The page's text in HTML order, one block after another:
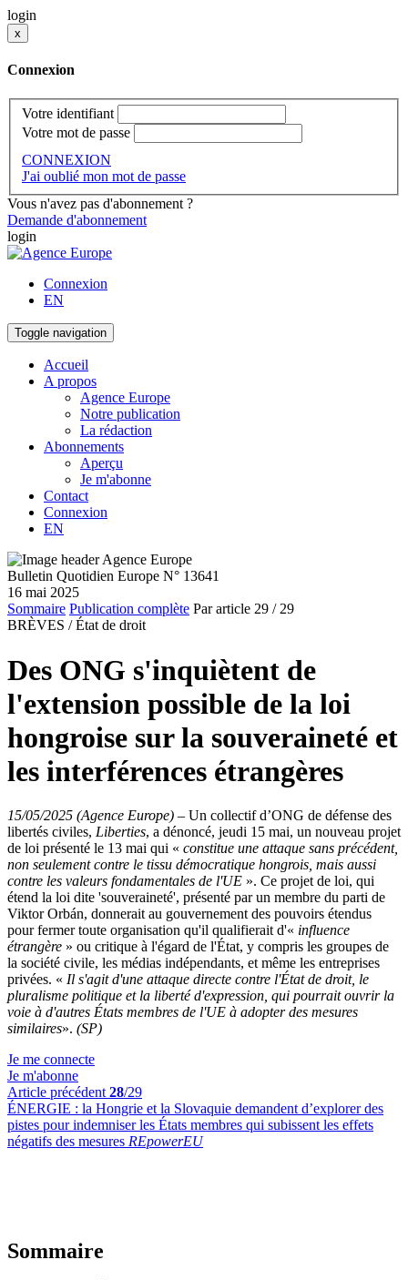
login
x
Connexion
Votre identifiant
Votre mot de passe
CONNEXION
J'ai oublié mon mot de passe
Vous n'avez pas d'abonnement ?
Demande d'abonnement
login
Connexion
EN
Toggle navigation
Accueil
A propos
Agence Europe
Notre publication
La rédaction
Abonnements
Aperçu
Je m'abonne
Contact
Connexion
EN
Bulletin Quotidien Europe N° 13641
16 mai 2025
Sommaire Publication complète Par article 29 / 29
BRÈVES / État de droit
Des ONG s'inquiètent de
l'extension possible de la loi
hongroise sur la souveraineté et
les interférences étrangères
15/05/2025 (Agence Europe) – Un collectif d’ONG de défense des
libertés civiles, Liberties, a dénoncé, jeudi 15 mai, un nouveau projet
de loi présenté le 13 mai qui « constitue une attaque sans précédent,
non seulement contre le tissu démocratique hongrois, mais aussi
contre les valeurs fondamentales de l'UE ». Ce projet de loi, qui
étend la loi dite 'souveraineté', présenté par un membre du parti de
Viktor Orbán, donnerait au gouvernement des pouvoirs étendus
pour fermer toute organisation qu'il qualifierait d'« influence
étrangère » ou critique à l'égard de l'État, y compris les groupes de
la société civile, les médias indépendants, et même les entreprises
privées. « Il s'agit d'une attaque directe contre l'État de droit, le
pluralisme politique et la liberté d'expression, qui pourrait ouvrir la
voie à d'autres États membres de l'UE à adopter des mesures
similaires». (SP)
Je me connecte
Je m'abonne
Article précédent 28/29
ÉNERGIE : la Hongrie et la Slovaquie demandent d’explorer des
pistes pour indemniser les États membres qui subissent les effets
négatifs des mesures REpowerEU
Sommaire